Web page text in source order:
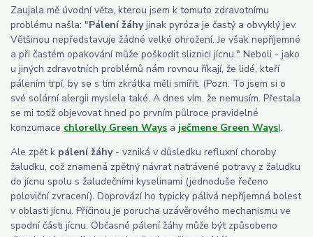
Zaujala mě úvodní věta, kterou jsem k tomuto zdravotnímu
problému našla: "Pálení žáhyjinak pyróza je častý a obvyklý jev.
Většinou nepředstavuje žádné velké ohrožení. Je však nepříjemné
a při častém opakování může poškodit sliznici jícnu." Neboli - jako
u jiných zdravotních problémů nám rovnou říkají, že lidé, kteří
pálením trpí, by se s tím zkrátka měli smířit. (Pozn. To jsem si o
své solární alergii myslela také. A dnes vím, že nemusím. Přestala
se mi totiž objevovat hned po prvním půlroce pravidelné
konzumace chlorelly Green Ways a ječmene Green Ways).
Ale zpět k pálení žáhy- vzniká v důsledku refluxní choroby
žaludku, což znamená zpětný návrat natrávené potravy z žaludku
do jícnu spolu s žaludečními kyselinami (jednoduše řečeno
poloviční zvracení). Doprovází ho typicky pálivá nepříjemná bolest
v oblasti jícnu. Příčinou je porucha uzávěrového mechanismu ve
spodní části jícnu. Občasné pálení žáhy může být způsobeno